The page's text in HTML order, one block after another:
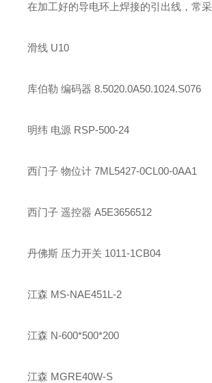
在加工好的导电环上焊接的引出线，常
滑线 U10
库伯勒 编码器 8.5020.0A50.1024.S076
明纬 电源 RSP-500-24
西门子 物位计 7ML5427-0CL00-0AA1
西门子 遥控器 A5E3656512
丹佛斯 压力开关 1011-1CB04
江森 MS-NAE451L-2
江森 N-600*500*200
江森 MGRE40W-S